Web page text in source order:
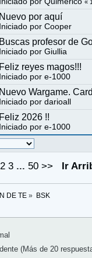
« 1
Nuevo por aquí
Iniciado porCooper
Buscas profesor de
Iniciado porGiullia
Feliz reyes magos!!!
Iniciado pore-1000
Nuevo Wargame.
Iniciado pordarioall
Feliz 2026 !!
Iniciado pore-1000
2 3 ... 50 >> Ir
DE TE» BSK
(Más de 20